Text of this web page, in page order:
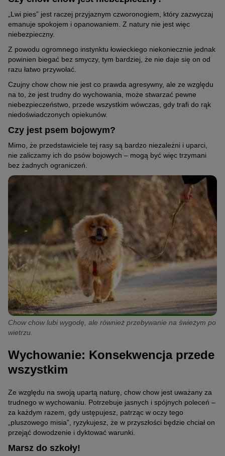
„Lwi pies” jest raczej przyjaznym czworonogiem, który zazwyczaj
emanuje spokojem i opanowaniem. Z natury nie jest więc
niebezpieczny.
Z powodu ogromnego instynktu łowieckiego niekoniecznie jednak
powinien biegać bez smyczy, tym bardziej, że nie daje się on od
razu łatwo przywołać.
Czujny chow chow nie jest co prawda agresywny, ale ze względu
na to, że jest trudny do wychowania, może stwarzać pewne
niebezpieczeństwo, przede wszystkim wówczas, gdy trafi do rąk
niedoświadczonych opiekunów.
Czy jest psem bojowym?
Mimo, że przedstawiciele tej rasy są bardzo niezależni i uparci,
nie zaliczamy ich do psów bojowych – mogą być więc trzymani
bez żadnych ograniczeń.
Chow chow lubi wygodę, ale również przebywanie na świeżym po
wietrzu.
Wychowanie: Konsekwencja przede
wszystkim
Ze względu na swoją upartą naturę, chow chow jest uważany za
trudnego w wychowaniu. Potrzebuje jasnych i spójnych poleceń –
za każdym razem, gdy ustępujesz, patrząc w oczy tego
„pluszowego misia”, ryzykujesz, że w przyszłości będzie chciał on
przejąć dowodzenie i dyktować warunki.
Marsz do szkoły!